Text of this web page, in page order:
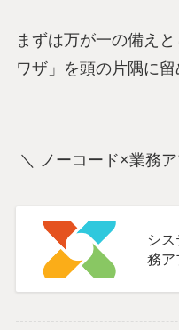
まずは万が一の備え
ワザ」を頭の片隅に留
＼ ノーコード×業務
シ
務ア